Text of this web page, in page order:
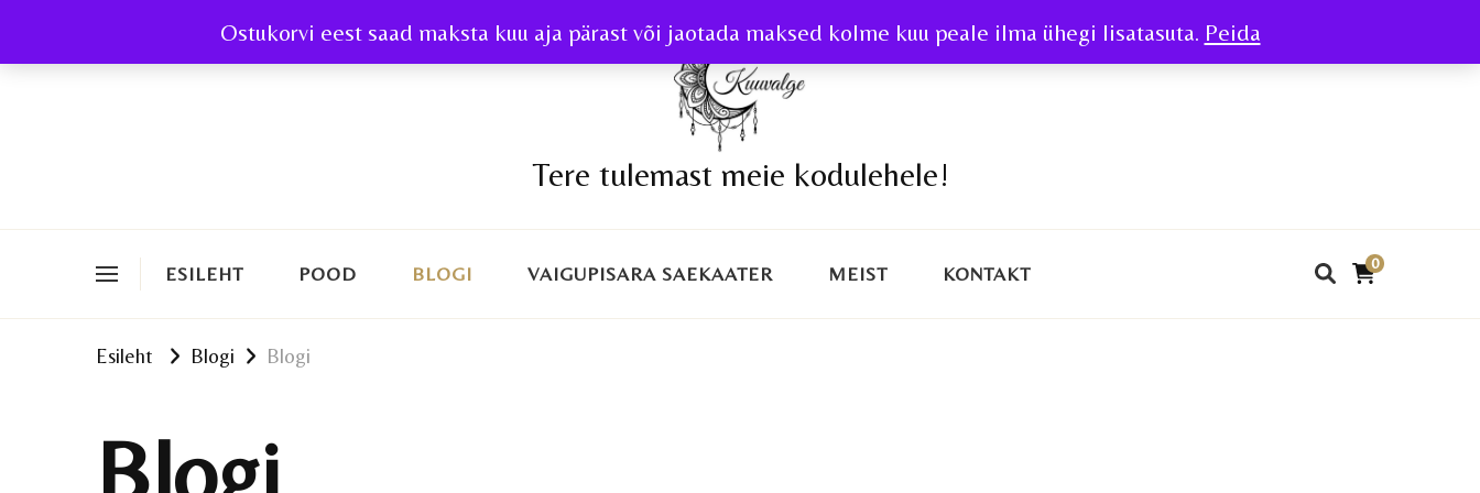
Ostukorvi eest saad maksta kuu aja pärast või jaotada maksed kolme kuu peale ilma ühegi lisatasuta. Peida
Tere tulemast meie kodulehele!
ESILEHT POOD BLOGI VAIGUPISARA SAEKAATER MEIST KONTAKT
0
Esileht Blogi Blogi
Blogi